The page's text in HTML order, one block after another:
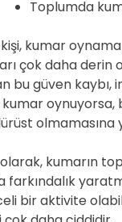
Toplumda
kumar
çok daha derin
bu güven kaybı,
oynuyorsa,
kumarın
farkındalık
bir aktivite